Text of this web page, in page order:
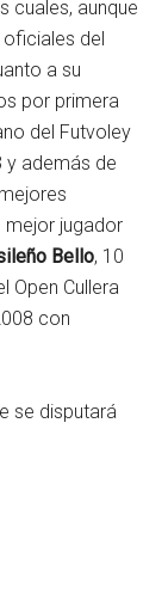
cuales, aunque
del
a su
por primera
del Futvoley
y además de
mejor jugador
Bello, 10
Open Cullera
con
se disputará